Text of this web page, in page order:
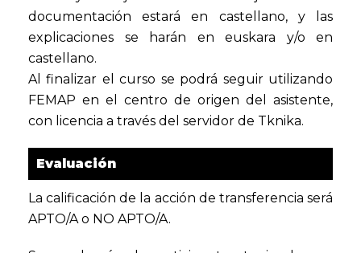
documentación estará en castellano, y las
explicaciones se harán en euskara y/o en
castellano.
Al finalizar el curso se podrá seguir utilizando
FEMAP en el centro de origen del asistente,
con licencia a través del servidor de Tknika.
Evaluación
La calificación de la acción de transferencia será
APTO/A o NO APTO/A.